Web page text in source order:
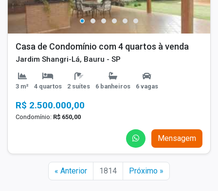
Casa de Condomínio com 4 quartos à venda
Jardim Shangri-Lá, Bauru - SP
3 m² 4 quartos 2 suítes 6 banheiros 6 vagas
R$ 2.500.000,00
Condomínio: R$ 650,00
Mensagem
« Anterior 1814 Próximo »